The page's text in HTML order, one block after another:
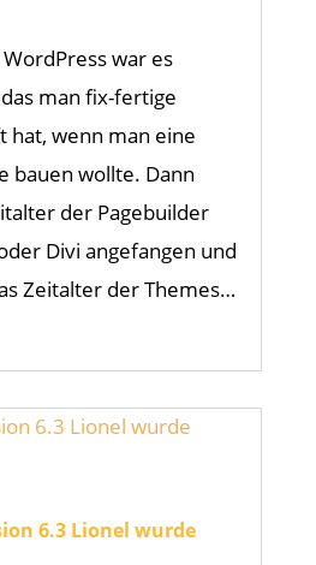
war es
man fix-fertige
hat, wenn man eine
bauen wollte. Dann
der Pagebuilder
Divi angefangen und
Zeitalter der Themes…
6.3 Lionel wurde